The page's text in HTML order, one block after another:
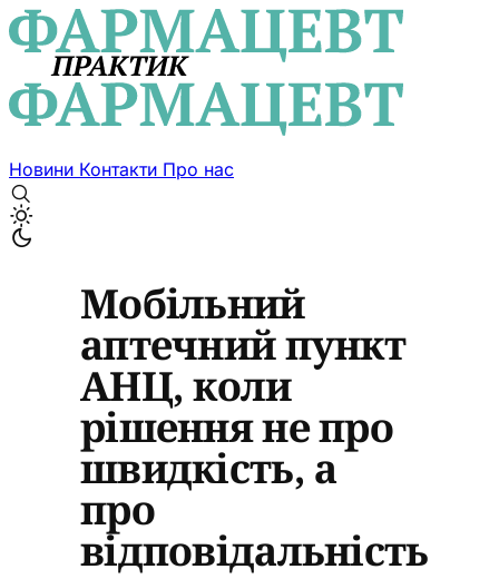
Новини Контакти Про нас
Мобільний
аптечний пункт
АНЦ, коли
рішення не про
швидкість, а
про
відповідальність